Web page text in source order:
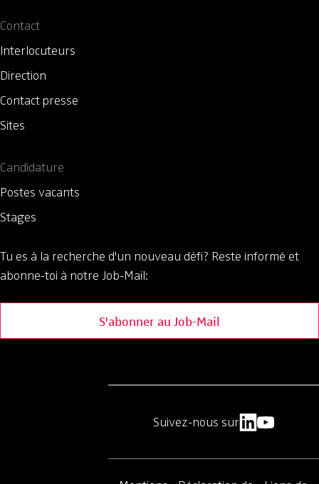
Contact
Interlocuteurs
Direction
Contact presse
Sites
Candidature
Postes vacants
Stages
Tu es à la recherche d'un nouveau défi? Reste informé et
abonne-toi à notre Job-Mail:
S'abonner au Job-Mail
Suivez-nous sur